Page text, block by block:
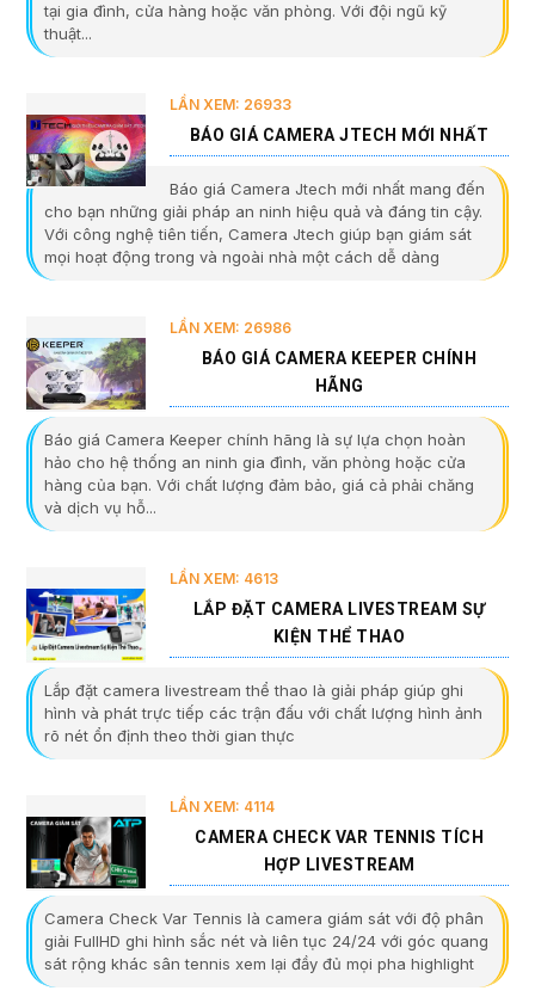
tại gia đình, cửa hàng hoặc văn phòng. Với đội ngũ kỹ
thuật...
LẦN XEM: 26933
BÁO GIÁ CAMERA JTECH MỚI NHẤT
Báo giá Camera Jtech mới nhất mang đến
cho bạn những giải pháp an ninh hiệu quả và đáng tin cậy.
Với công nghệ tiên tiến, Camera Jtech giúp bạn giám sát
mọi hoạt động trong và ngoài nhà một cách dễ dàng
LẦN XEM: 26986
BÁO GIÁ CAMERA KEEPER CHÍNH
HÃNG
Báo giá Camera Keeper chính hãng là sự lựa chọn hoàn
hảo cho hệ thống an ninh gia đình, văn phòng hoặc cửa
hàng của bạn. Với chất lượng đảm bảo, giá cả phải chăng
và dịch vụ hỗ...
LẦN XEM: 4613
LẮP ĐẶT CAMERA LIVESTREAM SỰ
KIỆN THỂ THAO
Lắp đặt camera livestream thể thao là giải pháp giúp ghi
hình và phát trực tiếp các trận đấu với chất lượng hình ảnh
rõ nét ổn định theo thời gian thực
LẦN XEM: 4114
CAMERA CHECK VAR TENNIS TÍCH
HỢP LIVESTREAM
Camera Check Var Tennis là camera giám sát với độ phân
giải FullHD ghi hình sắc nét và liên tục 24/24 với góc quang
sát rộng khác sân tennis xem lại đầy đủ mọi pha highlight